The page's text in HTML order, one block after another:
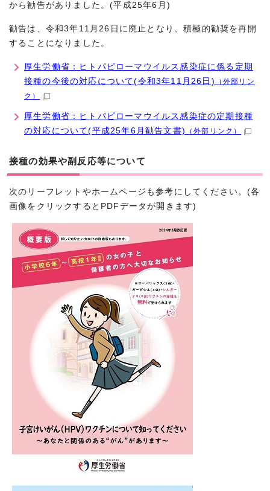
から勧告がありました。(平成25年6月)
勧告は、令和3年11月26日に廃止となり、積極的勧奨を再開
することになりました。
厚生労働省：ヒトパピローマウイルス感染症に係る定期
接種の今後の対応について(令和3年11月26日)
（外部リン
ク）
厚生労働省：ヒトパピローマウイルス感染症の定期接種
の対応について(平成25年6月勧告文書)
（外部リンク）
接種の効果や副反応等について
次のリーフレットやホームページも参考にしてください。(各
画像をクリックするとPDFデータが開きます)